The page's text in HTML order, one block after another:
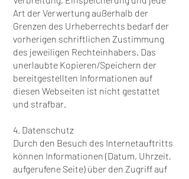
Art der Verwertung außerhalb der
Grenzen des Urheberrechts bedarf der
vorherigen schriftlichen Zustimmung
des jeweiligen Rechteinhabers. Das
unerlaubte Kopieren/Speichern der
bereitgestellten Informationen auf
diesen Webseiten ist nicht gestattet
und strafbar.
4. Datenschutz
Durch den Besuch des Internetauftritts
können Informationen (Datum, Uhrzeit,
aufgerufene Seite) über den Zugriff auf